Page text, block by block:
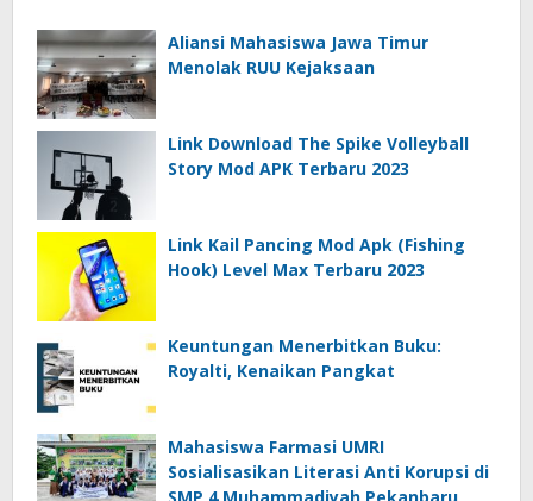
Aliansi Mahasiswa Jawa Timur
Menolak RUU Kejaksaan
Link Download The Spike Volleyball
Story Mod APK Terbaru 2023
Link Kail Pancing Mod Apk (Fishing
Hook) Level Max Terbaru 2023
Keuntungan Menerbitkan Buku:
Royalti, Kenaikan Pangkat
Mahasiswa Farmasi UMRI
Sosialisasikan Literasi Anti Korupsi di